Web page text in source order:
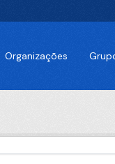
Organizações